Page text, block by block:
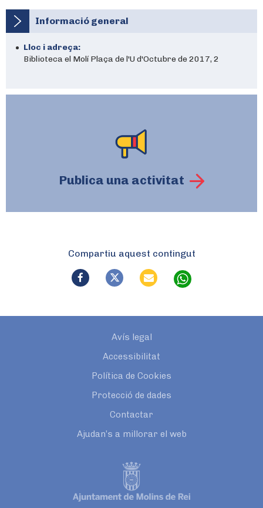
Informació general
Lloc i adreça:
Biblioteca el Molí Plaça de l'U d'Octubre de 2017, 2
Publica una activitat
Compartiu aquest contingut
Avís legal
Accessibilitat
Política de Cookies
Protecció de dades
Contactar
Ajudan’s a millorar el web